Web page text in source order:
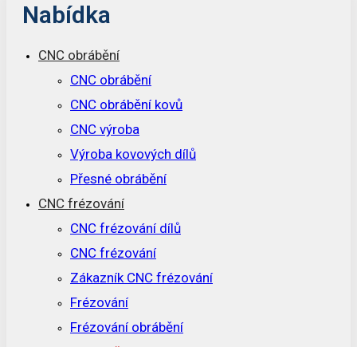
Nabídka
CNC obrábění
CNC obrábění
CNC obrábění kovů
CNC výroba
Výroba kovových dílů
Přesné obrábění
CNC frézování
CNC frézování dílů
CNC frézování
Zákazník CNC frézování
Frézování
Frézování obrábění